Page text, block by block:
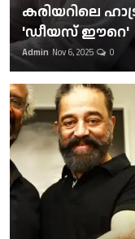
കരിയറിലെ
'ഡീയസ് ഈറെ'
Admin Nov 6, 2025 0